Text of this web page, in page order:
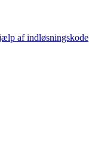
af indløsningskode